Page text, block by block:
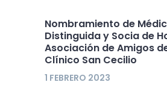
Nombramiento de
Distinguida y Socia de
Asociación de Amigos
Clínico San Cecilio
1 FEBRERO 2023